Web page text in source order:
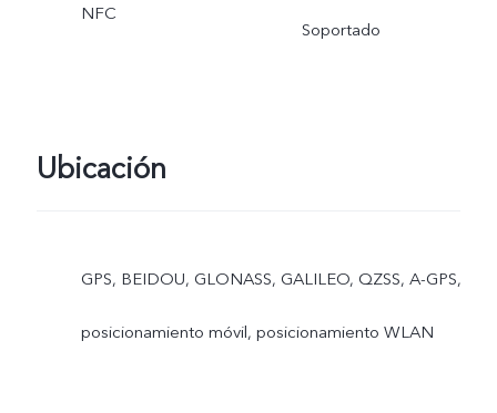
NFC
Soportado
Ubicación
GPS, BEIDOU, GLONASS, GALILEO, QZSS, A-GPS,
posicionamiento móvil, posicionamiento WLAN